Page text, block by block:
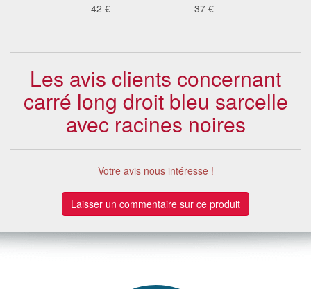
42 €
37 €
Les avis clients concernant
carré long droit bleu sarcelle
avec racines noires
Votre avis nous intéresse !
Laisser un commentaire sur ce produit